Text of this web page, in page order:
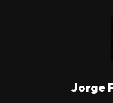
Jorge